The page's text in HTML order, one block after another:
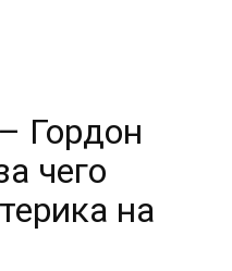
Гордон
чего
на